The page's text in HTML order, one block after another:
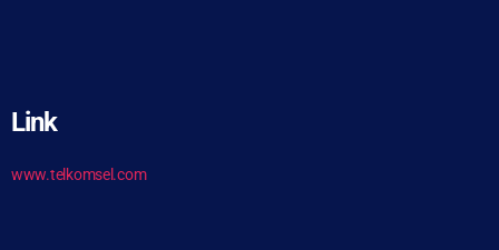
Link
www.telkomsel.com